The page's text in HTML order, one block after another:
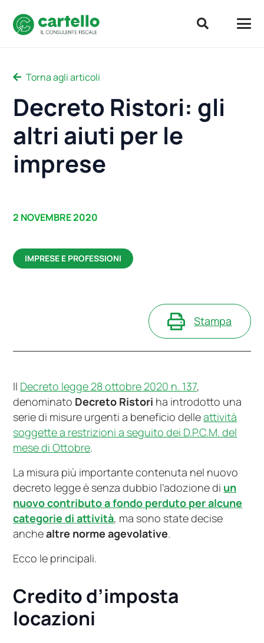
Torna agli articoli
Decreto Ristori: gli
altri aiuti per le
imprese
2 NOVEMBRE 2020
IMPRESE E PROFESSIONI
Stampa
Il Decreto legge 28 ottobre 2020 n. 137,
denominato Decreto Ristori ha introdotto una
serie di misure urgenti a beneficio delleattività
soggette a restrizioni a seguito dei D.P.C.M. del
mese di Ottobre.
La misura più importante contenuta nel nuovo
decreto legge è senza dubbio l’adozione di un
nuovo contributo a fondo perduto per alcune
categorie di attività, ma sono state decise
anchealtre norme agevolative.
Ecco le principali.
Credito d’imposta
locazioni